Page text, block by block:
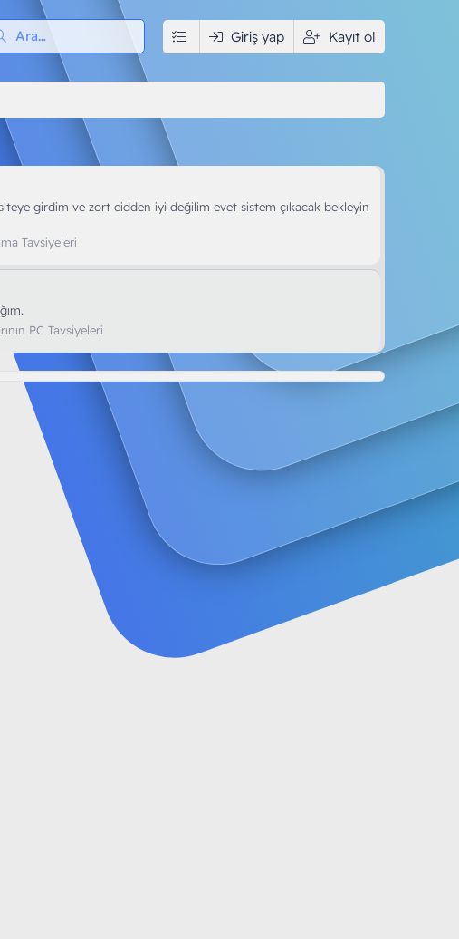
Medya Kullanıcılar
Giriş yap Kayıt ol
girdim ve zort cidden iyi değilim evet sistem çıkacak bekleyin
Tavsiyeleri
PC Tavsiyeleri